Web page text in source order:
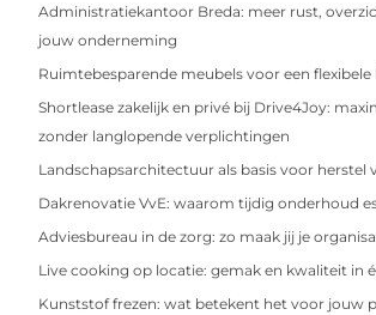
Administratiekantoor Breda: meer rust,
jouw onderneming
Ruimtebesparende meubels voor een flexibele
Shortlease zakelijk en privé bij Drive4Joy:
zonder langlopende verplichtingen
Landschapsarchitectuur als basis voor herstel
Dakrenovatie VvE: waarom tijdig onderhoud
Adviesbureau in de zorg: zo maak jij je
Live cooking op locatie: gemak en kwaliteit in
Kunststof frezen: wat betekent het voor jouw